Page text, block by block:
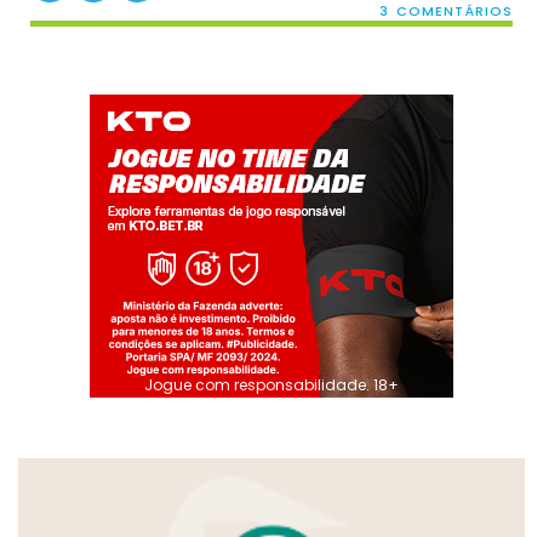
3 COMENTÁRIOS
Jogue com responsabilidade. 18+